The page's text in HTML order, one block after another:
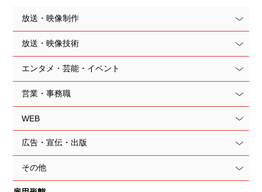
放送・映像制作
放送・映像技術
エンタメ・芸能・イベント
営業・事務職
WEB
広告・宣伝・出版
その他